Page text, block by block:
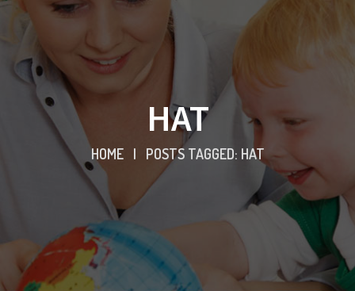
HAT
HOME | POSTS TAGGED: HAT